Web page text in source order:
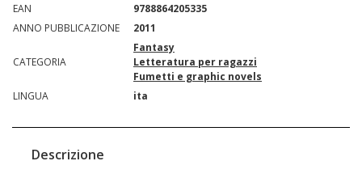
EAN
9788864205335
ANNO PUBBLICAZIONE
2011
CATEGORIA
Fantasy
Letteratura per ragazzi
Fumetti e graphic novels
LINGUA
ita
Descrizione